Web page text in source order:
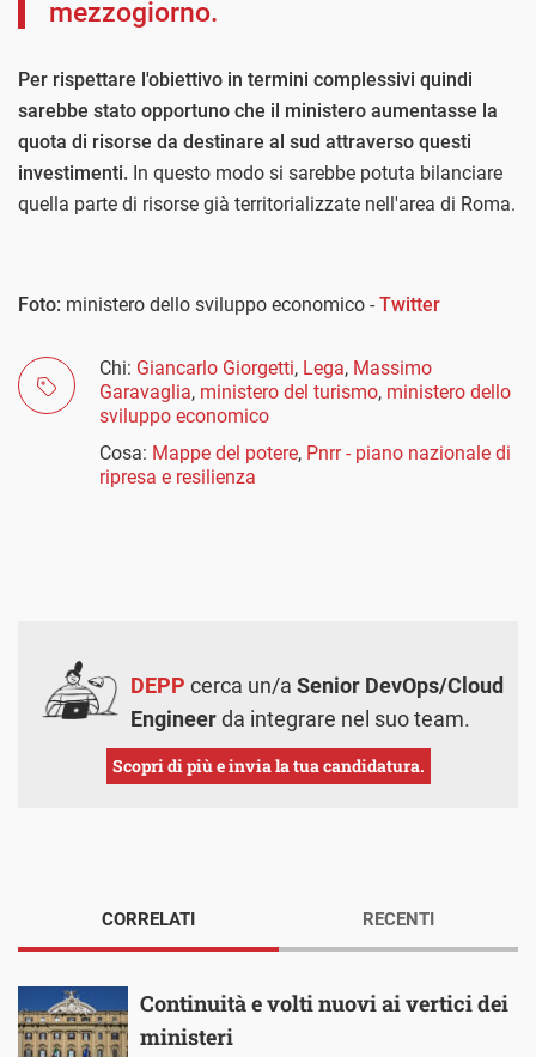
mezzogiorno.
Per rispettare l'obiettivo in termini complessivi quindi
sarebbe stato opportuno che il ministero aumentasse la
quota di risorse da destinare al sud attraverso questi
investimenti. In questo modo si sarebbe potuta bilanciare
quella parte di risorse già territorializzate nell'area di Roma.
Foto: ministero dello sviluppo economico - Twitter
Chi: Giancarlo Giorgetti, Lega, Massimo
Garavaglia, ministero del turismo, ministero dello
sviluppo economico
Cosa: Mappe del potere, Pnrr - piano nazionale di
ripresa e resilienza
DEPP cerca un/a Senior DevOps/Cloud
Engineerda integrare nel suo team.
Scopri di più e invia la tua candidatura.
CORRELATI
Continuità e volti nuovi ai vertici dei
ministeri
RECENTI